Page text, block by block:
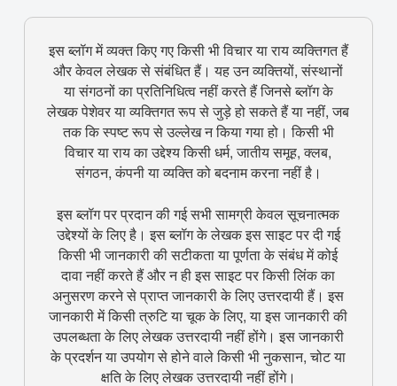
इस ब्लॉग में व्यक्त किए गए किसी भी विचार या राय व्यक्तिगत हैं
और केवल लेखक से संबंधित हैं। यह उन व्यक्तियों, संस्थानों
या संगठनों का प्रतिनिधित्व नहीं करते हैं जिनसे ब्लॉग के
लेखक पेशेवर या व्यक्तिगत रूप से जुड़े हो सकते हैं या नहीं, जब
तक कि स्पष्ट रूप से उल्लेख न किया गया हो। किसी भी
विचार या राय का उद्देश्य किसी धर्म, जातीय समूह, क्लब,
संगठन, कंपनी या व्यक्ति को बदनाम करना नहीं है।
इस ब्लॉग पर प्रदान की गई सभी सामग्री केवल सूचनात्मक
उद्देश्यों के लिए है। इस ब्लॉग के लेखक इस साइट पर दी गई
किसी भी जानकारी की सटीकता या पूर्णता के संबंध में कोई
दावा नहीं करते हैं और न ही इस साइट पर किसी लिंक का
अनुसरण करने से प्राप्त जानकारी के लिए उत्तरदायी हैं। इस
जानकारी में किसी त्रुटि या चूक के लिए, या इस जानकारी की
उपलब्धता के लिए लेखक उत्तरदायी नहीं होंगे। इस जानकारी
के प्रदर्शन या उपयोग से होने वाले किसी भी नुकसान, चोट या
क्षति के लिए लेखक उत्तरदायी नहीं होंगे।